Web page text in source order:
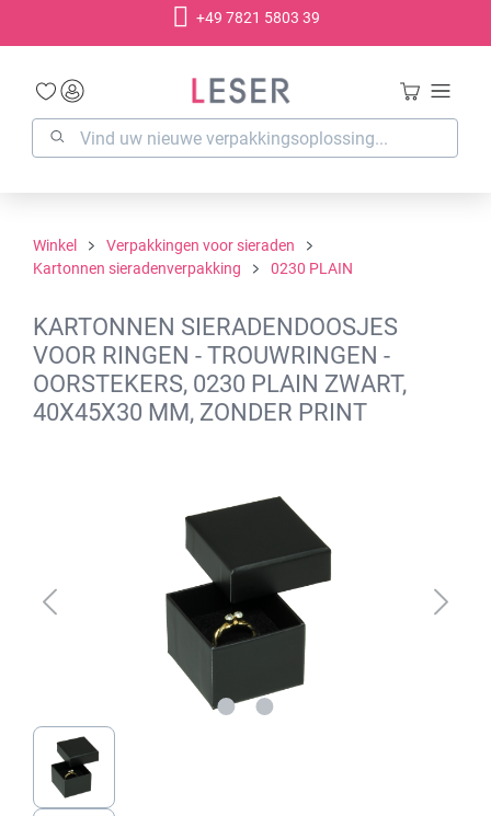
+49 7821 5803 39
Winkel
Verpakkingen voor sieraden
Kartonnen sieradenverpakking
0230 PLAIN
KARTONNEN SIERADENDOOSJES
VOOR RINGEN - TROUWRINGEN -
OORSTEKERS, 0230 PLAIN ZWART,
40X45X30 MM, ZONDER PRINT